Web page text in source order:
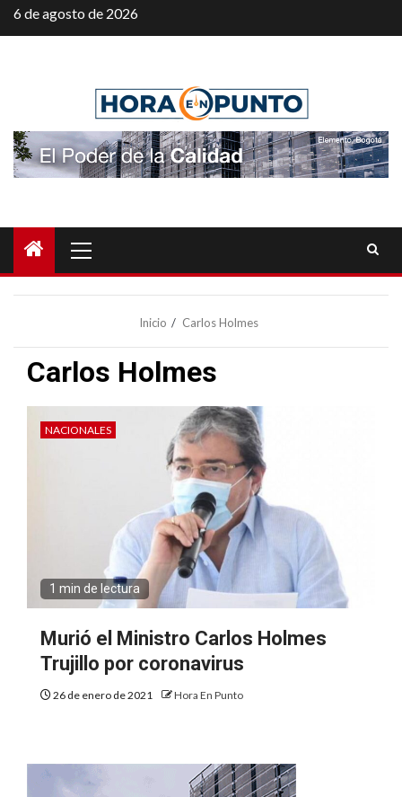
Saltar
al
6 de agosto de 2026
principal
Inicio Carlos Holmes
Carlos Holmes
NACIONALES
1 min de lectura
Murió el Ministro Carlos Holmes
Trujillo por coronavirus
26 de enero de 2021 Hora En Punto